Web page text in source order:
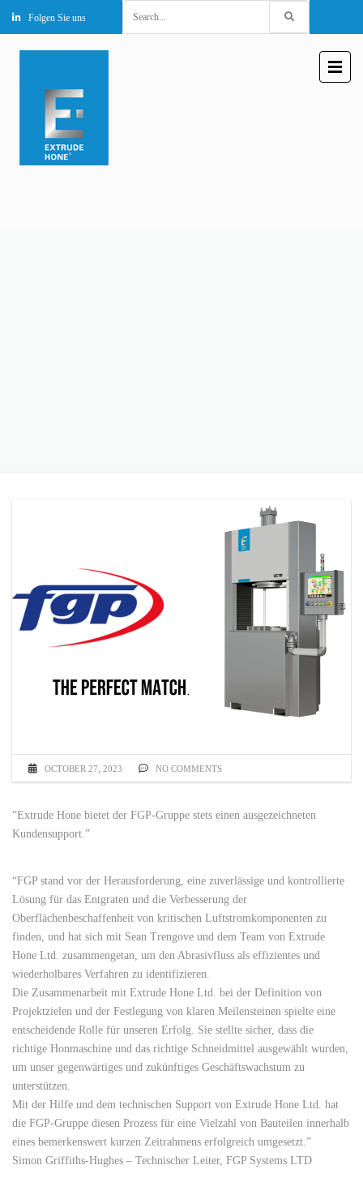
Folgen Sie uns
for:
OCTOBER 27, 2023 NO COMMENTS
“Extrude Hone bietet der FGP-Gruppe stets einen ausgezeichneten
Kundensupport.”
“FGP stand vor der Herausforderung, eine zuverlässige und kontrollierte
Lösung für das Entgraten und die Verbesserung der
Oberflächenbeschaffenheit von kritischen Luftstromkomponenten zu
finden, und hat sich mit Sean Trengove und dem Team von Extrude
Hone Ltd. zusammengetan, um den Abrasivfluss als effizientes und
wiederholbares Verfahren zu identifizieren.
Die Zusammenarbeit mit Extrude Hone Ltd. bei der Definition von
Projektzielen und der Festlegung von klaren Meilensteinen spielte eine
entscheidende Rolle für unseren Erfolg. Sie stellte sicher, dass die
richtige Honmaschine und das richtige Schneidmittel ausgewählt wurden,
um unser gegenwärtiges und zukünftiges Geschäftswachstum zu
unterstützen.
Mit der Hilfe und dem technischen Support von Extrude Hone Ltd. hat
die FGP-Gruppe diesen Prozess für eine Vielzahl von Bauteilen innerhalb
eines bemerkenswert kurzen Zeitrahmens erfolgreich umgesetzt.”
Simon Griffiths-Hughes – Technischer Leiter, FGP Systems LTD